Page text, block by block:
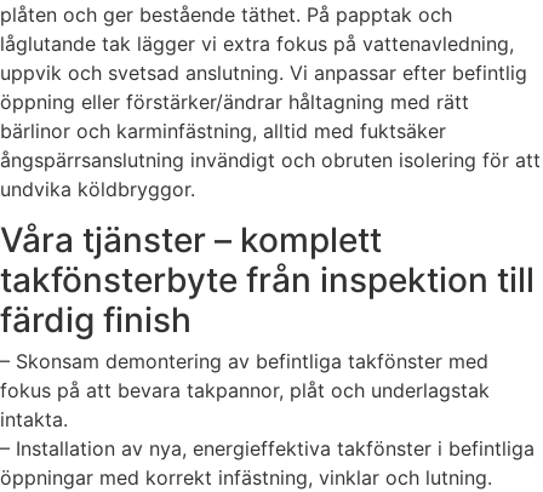
plåten och ger bestående täthet. På papptak och
låglutande tak lägger vi extra fokus på vattenavledning,
uppvik och svetsad anslutning. Vi anpassar efter befintlig
öppning eller förstärker/ändrar håltagning med rätt
bärlinor och karminfästning, alltid med fuktsäker
ångspärrsanslutning invändigt och obruten isolering för att
undvika köldbryggor.
Våra tjänster – komplett
takfönsterbyte från inspektion till
färdig finish
– Skonsam demontering av befintliga takfönster med
fokus på att bevara takpannor, plåt och underlagstak
intakta.
– Installation av nya, energieffektiva takfönster i befintliga
öppningar med korrekt infästning, vinklar och lutning.